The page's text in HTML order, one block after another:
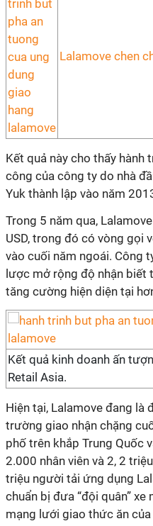
Lalamove chen
Kết quả này cho thấy hành
công của công ty do nhà
Yuk thành lập vào năm
Trong 5 năm qua,
USD, trong đó có vòng gọi
vào cuối năm ngoái. Công
lược mở rộng độ nhận biết
tăng cường hiện diện tại
Kết quả kinh doanh ấn
Retail Asia.
Hiện tại, Lalamove đang là
trường giao nhận chặng
phố trên khắp Trung Quốc
2.000 nhân viên và 2, 2
triệu người tải ứng dụng
chuẩn bị đưa “đội quân”
mạng lưới giao thức ăn của